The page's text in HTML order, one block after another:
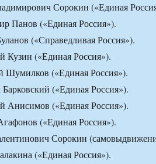
Сорокин («Единая
Панов («Единая Россия»).
(«Справедливая Россия»).
(«Единая Россия»).
(«Единая Россия»).
(«Единая Россия»).
(«Единая Россия»).
(«Единая Россия»).
Сорокин
(«Единая Россия»).